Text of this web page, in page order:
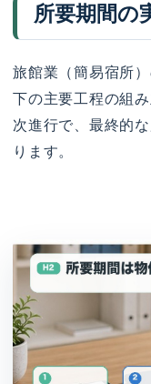
所要期間の
旅館業（簡易宿所
下の主要工程の組
次進行で、最終的
ります。